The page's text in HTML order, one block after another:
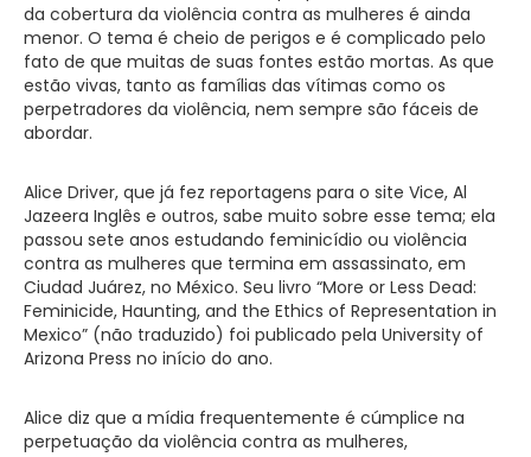
da cobertura da violência contra as mulheres é ainda
menor. O tema é cheio de perigos e é complicado pelo
fato de que muitas de suas fontes estão mortas. As que
estão vivas, tanto as famílias das vítimas como os
perpetradores da violência, nem sempre são fáceis de
abordar.
Alice Driver, que já fez reportagens para o site Vice, Al
Jazeera Inglês e outros, sabe muito sobre esse tema; ela
passou sete anos estudando feminicídio ou violência
contra as mulheres que termina em assassinato, em
Ciudad Juárez, no México. Seu livro “More or Less Dead:
Feminicide, Haunting, and the Ethics of Representation in
Mexico” (não traduzido) foi publicado pela University of
Arizona Press no início do ano.
Alice diz que a mídia frequentemente é cúmplice na
perpetuação da violência contra as mulheres,